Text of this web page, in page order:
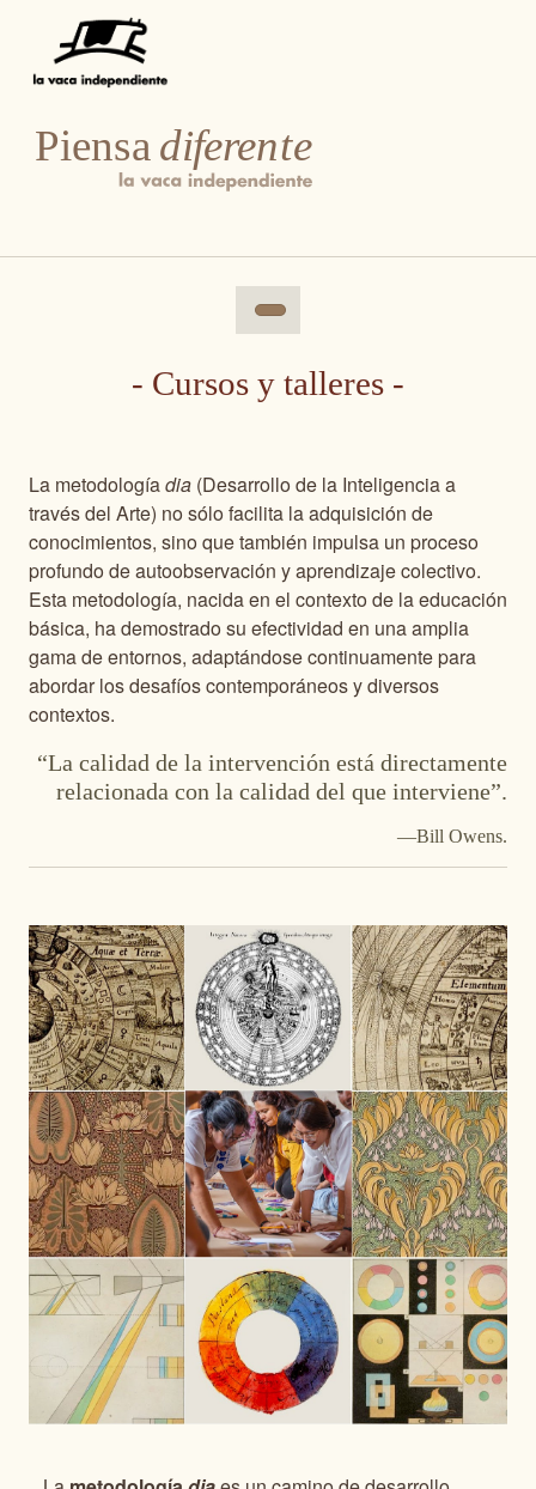
- Cursos y talleres -
La metodologíadia (Desarrollo de la Inteligencia a
través del Arte) no sólo facilita la adquisición de
conocimientos, sino que también impulsa un proceso
profundo de autoobservación y aprendizaje colectivo.
Esta metodología, nacida en el contexto de la educación
básica, ha demostrado su efectividad en una amplia
gama de entornos, adaptándose continuamente para
abordar los desafíos contemporáneos y diversos
contextos.
“La calidad de la intervención está directamente
relacionada con la calidad del que interviene”.
—Bill Owens.